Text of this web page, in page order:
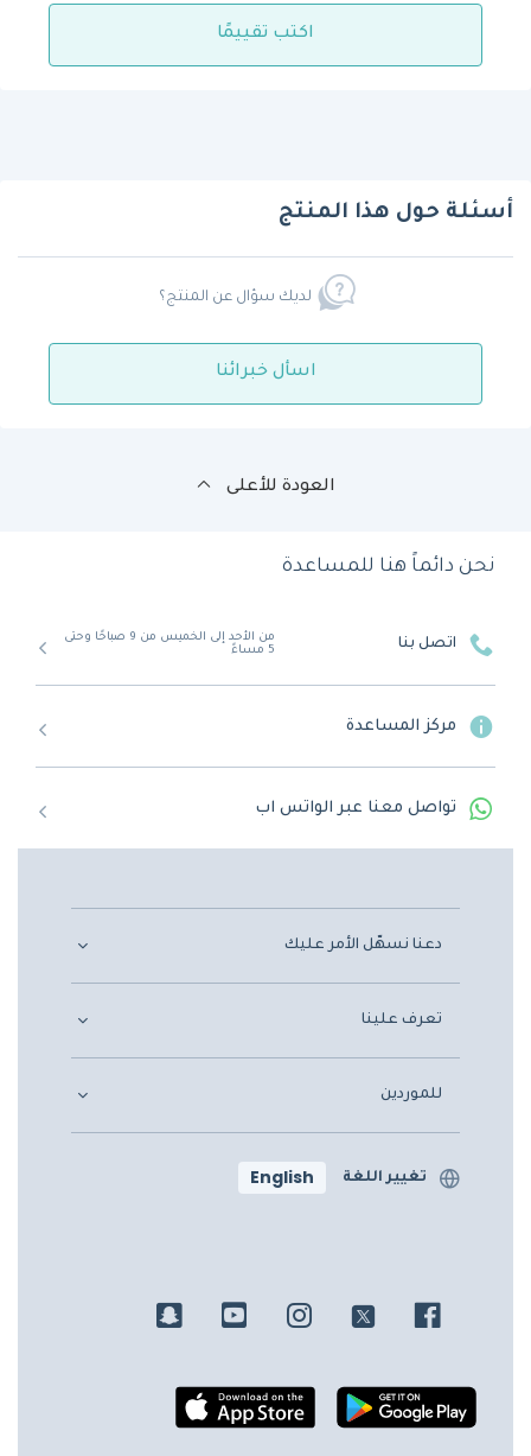
اكتب تقييمًا
أسئلة حول هذا المنتج
لديك سؤال عن المنتج؟
اسأل خبرائنا
العودة للأعلى
نحن دائماً هنا للمساعدة
اتصل بنا
من الأحد إلى الخميس من 9 صباحًا وحتى
5 مساءً
مركز المساعدة
تواصل معنا عبر الواتس اب
دعنا نسهّل الأمر عليك
تعرف علينا
للموردين
تغيير اللغة English